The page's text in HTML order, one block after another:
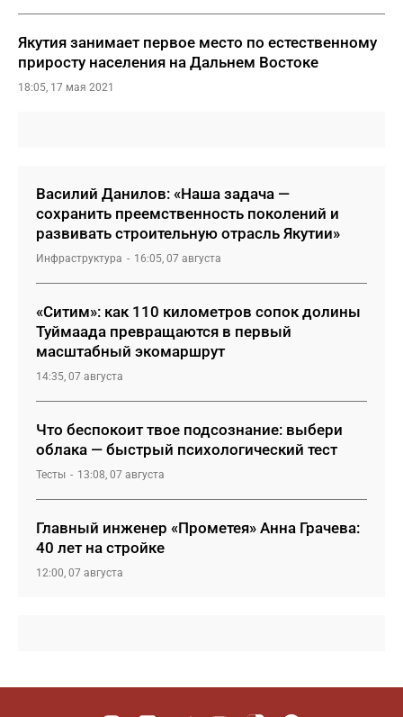
Якутия занимает первое место по естественному
приросту населения на Дальнем Востоке
18:05, 17 мая 2021
Василий Данилов: «Наша задача —
сохранить преемственность поколений и
развивать строительную отрасль Якутии»
Инфраструктура 16:05, 07 августа
«Ситим»: как 110 километров сопок долины
Туймаада превращаются в первый
масштабный экомаршрут
14:35, 07 августа
Что беспокоит твое подсознание: выбери
облака — быстрый психологический тест
Тесты 13:08, 07 августа
Главный инженер «Прометея» Анна Грачева:
40 лет на стройке
12:00, 07 августа